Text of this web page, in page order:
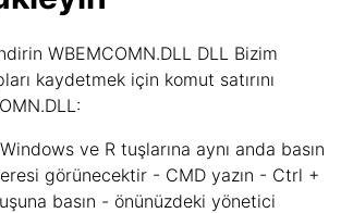
WBEMCOMN.DLL DLL Bizim
kaydetmek için komut satırını
ve R tuşlarına aynı anda basın
görünecektir - CMD yazın - Ctrl +
basın - önünüzdeki yönetici